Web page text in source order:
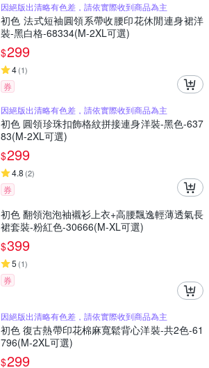
因絕版出清略有色差，請依實際收到商品為主
初色 法式短袖圓領系帶收腰印花休閒連身裙洋
裝-黑白格-68334(M-2XL可選)
$299
4(1)
券
因絕版出清略有色差，請依實際收到商品為主
初色 圓領珍珠扣飾格紋拼接連身洋裝-黑色-637
83(M-2XL可選)
$299
4.8 (2)
券
初色 翻領泡泡袖襯衫上衣+高腰飄逸輕薄透氣長
裙套裝-粉紅色-30666(M-XL可選)
$399
5 (1)
券
因絕版出清略有色差，請依實際收到商品為主
初色 復古熱帶印花棉麻寬鬆背心洋裝-共2色-61
796(M-2XL可選)
$299